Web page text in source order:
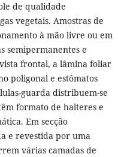
de qualidade
vegetais. Amostras de
à mão livre ou em
semipermanentes e
frontal, a lâmina foliar
poligonal e estômatos
guarda distribuem-se
formato de halteres e
Em secção
e revestida por uma
várias camadas de